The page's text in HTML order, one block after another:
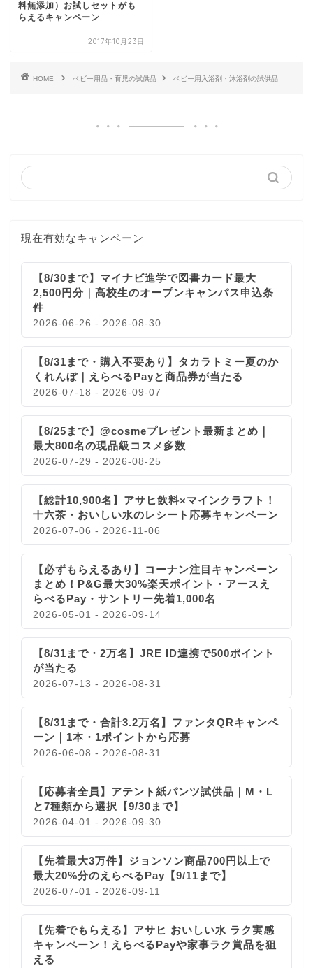
料無添加）お試しセットがも
らえるキャンペーン
2017年10月23日
HOME ベビー用品・育児の試供品 ベビー用入浴剤・沐浴剤の試供品
現在有効なキャンペーン
【8/30まで】マイナビ進学で図書カード最大
2,500円分｜高校生のオープンキャンパス申込条
件
2026-06-26 - 2026-08-30
【8/31まで・購入不要あり】タカラトミー夏のか
くれんぼ｜えらべるPayと商品券が当たる
2026-07-18 - 2026-09-07
【8/25まで】@cosmeプレゼント最新まとめ｜
最大800名の現品級コスメ多数
2026-07-29 - 2026-08-25
【総計10,900名】アサヒ飲料×マインクラフト！
十六茶・おいしい水のレシート応募キャンペーン
2026-07-06 - 2026-11-06
【必ずもらえるあり】コーナン注目キャンペーン
まとめ！P&G最大30%楽天ポイント・アースえ
らべるPay・サントリー先着1,000名
2026-05-01 - 2026-09-14
【8/31まで・2万名】JRE ID連携で500ポイント
が当たる
2026-07-13 - 2026-08-31
【8/31まで・合計3.2万名】ファンタQRキャンペ
ーン｜1本・1ポイントから応募
2026-06-08 - 2026-08-31
【応募者全員】アテント紙パンツ試供品｜M・L
と7種類から選択【9/30まで】
2026-04-01 - 2026-09-30
【先着最大3万件】ジョンソン商品700円以上で
最大20%分のえらべるPay【9/11まで】
2026-07-01 - 2026-09-11
【先着でもらえる】アサヒ おいしい水 ラク実感
キャンペーン！えらべるPayや家事ラク賞品を狙
える